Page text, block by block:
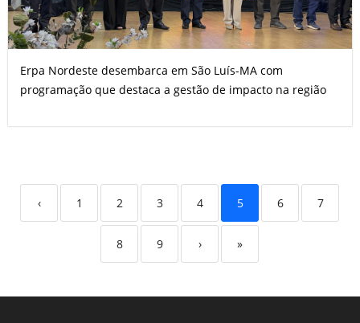
Erpa Nordeste desembarca em São Luís-MA com
programação que destaca a gestão de impacto na região
‹ 1 2 3 4 5 6 7
8 9 › »